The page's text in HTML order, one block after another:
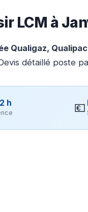
LCM à
Qualigaz,
détaillé poste
h 💶